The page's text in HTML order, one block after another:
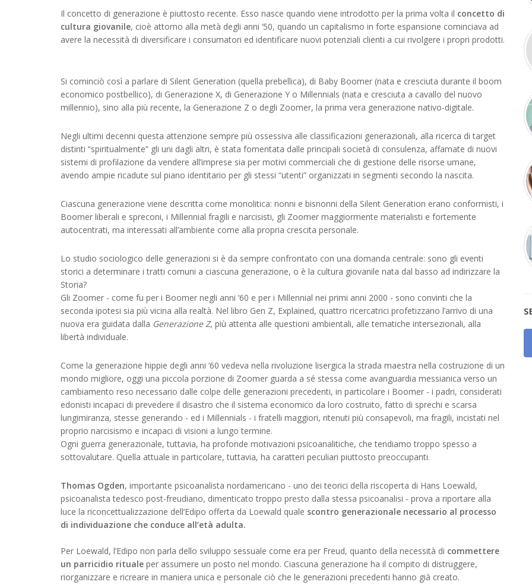
Il concetto di generazione è piuttosto recente. Esso nasce quando viene introdotto per la prima volta il concetto di
cultura giovanile, cioè attorno alla metà degli anni ‘50, quando un capitalismo in forte espansione cominciava ad
avere la necessità di diversificare i consumatori ed identificare nuovi potenziali clienti a cui rivolgere i propri prodotti.
Si cominciò così a parlare di Silent Generation (quella prebellica), di Baby Boomer (nata e cresciuta durante il boom
economico postbellico), di Generazione X, di Generazione Y o Millennials (nata e cresciuta a cavallo del nuovo
millennio), sino alla più recente, la Generazione Z o degli Zoomer, la prima vera generazione nativo-digitale.
Negli ultimi decenni questa attenzione sempre più ossessiva alle classificazioni generazionali, alla ricerca di target
distinti “spiritualmente” gli uni dagli altri, è stata fomentata dalle principali società di consulenza, affamate di nuovi
sistemi di profilazione da vendere all’imprese sia per motivi commerciali che di gestione delle risorse umane,
avendo ampie ricadute sul piano identitario per gli stessi “utenti” organizzati in segmenti secondo la nascita.
Ciascuna generazione viene descritta come monolitica: nonni e bisnonni della Silent Generation erano conformisti, i
Boomer liberali e spreconi, i Millennial fragili e narcisisti, gli Zoomer maggiormente materialisti e fortemente
autocentrati, ma interessati all’ambiente come alla propria crescita personale.
Lo studio sociologico delle generazioni si è da sempre confrontato con una domanda centrale: sono gli eventi
storici a determinare i tratti comuni a ciascuna generazione, o è la cultura giovanile nata dal basso ad indirizzare la
Storia?
Gli Zoomer - come fu per i Boomer negli anni ‘60 e per i Millennial nei primi anni 2000 - sono convinti che la
seconda ipotesi sia più vicina alla realtà. Nel libro Gen Z, Explained, quattro ricercatrici profetizzano l’arrivo di una
nuova era guidata dalla Generazione Z, più attenta alle questioni ambientali, alle tematiche intersezionali, alla
libertà individuale.
Come la generazione hippie degli anni ‘60 vedeva nella rivoluzione lisergica la strada maestra nella costruzione di un
mondo migliore, oggi una piccola porzione di Zoomer guarda a sé stessa come avanguardia messianica verso un
cambiamento reso necessario dalle colpe delle generazioni precedenti, in particolare i Boomer - i padri, considerati
edonisti incapaci di prevedere il disastro che il sistema economico da loro costruito, fatto di sprechi e scarsa
lungimiranza, stesse generando - ed i Millennials - i fratelli maggiori, ritenuti più consapevoli, ma fragili, incistati nel
proprio narcisismo e incapaci di visioni a lungo termine.
Ogni guerra generazionale, tuttavia, ha profonde motivazioni psicoanalitiche, che tendiamo troppo spesso a
sottovalutare. Quella attuale in particolare, tuttavia, ha caratteri peculiari piuttosto preoccupanti.
Thomas Ogden, importante psicoanalista nordamericano - uno dei teorici della riscoperta di Hans Loewald,
psicoanalista tedesco post-freudiano, dimenticato troppo presto dalla stessa psicoanalisi - prova a riportare alla
luce la riconcettualizzazione dell’Edipo offerta da Loewald quale scontro generazionale necessario al processo
di individuazione che conduce all’età adulta.
Per Loewald, l’Edipo non parla dello sviluppo sessuale come era per Freud, quanto della necessità di commettere
un parricidio rituale per assumere un posto nel mondo. Ciascuna generazione ha il compito di distruggere,
riorganizzare e ricreare in maniera unica e personale ciò che le generazioni precedenti hanno già creato.